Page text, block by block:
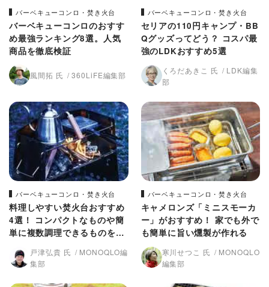
バーベキューコンロ・焚き火台
バーベキューコンロのおすす
め最強ランキング8選。人気
商品を徹底検証
風間拓 氏 360LiFE編集部
バーベキューコンロ・焚き火台
セリアの110円キャンプ・BB
Qグッズってどう？ コスパ最
強のLDKおすすめ5選
くろだあきこ 氏
LDK編集
部
バーベキューコンロ・焚き火台
料理しやすい焚火台おすすめ
4選！ コンパクトなものや簡
単に複数調理できるものを紹
戸津弘貴 氏
MONOQLO編
集部
バーベキューコンロ・焚き火台
キャメロンズ「ミニスモーカ
ー」がおすすめ！ 家でも外で
も簡単に旨い燻製が作れる
寒川せつこ 氏
MONOQLO
編集部